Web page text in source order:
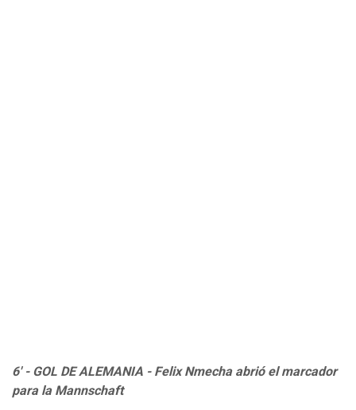
6' - GOL DE ALEMANIA - Felix Nmecha abrió el marcador
para la Mannschaft